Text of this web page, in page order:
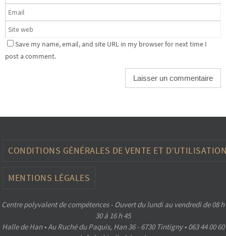
Save my name, email, and site URL in my browser for next time I
post a comment.
CONDITIONS GÉNÉRALES DE VENTE ET
MENTIONS LÉGALES
Centre polyvalent de compétences - Ouvert du lundi au vendredi de 08 h
30 à 16 h 45
Halle de Han • Au Ruché du Paquis, Han 36 - 6730 Tintigny • 063 44 00 60